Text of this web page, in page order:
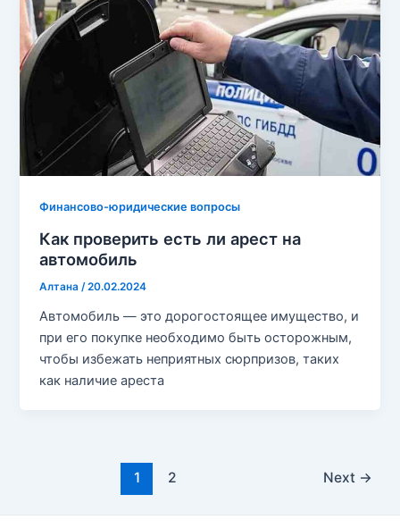
Финансово-юридические вопросы
Как проверить есть ли арест на
автомобиль
Алтана /20.02.2024
Автомобиль — это дорогостоящее имущество, и
при его покупке необходимо быть осторожным,
чтобы избежать неприятных сюрпризов, таких
как наличие ареста
1 2 Next →